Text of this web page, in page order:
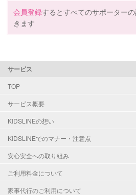
会員登録するとすべてのサポーター
きます
サービス
TOP
サービス概要
KIDSLINEの想い
KIDSLINEでのマナー・注意点
安心安全への取り組み
ご利用料金について
家事代行のご利用について